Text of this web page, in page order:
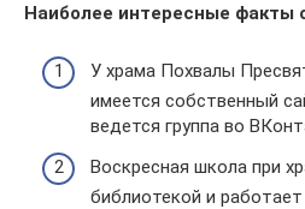
Наиболее интересные факты
У храма Похвалы
имеется собственный
ведется группа во
Воскресная школа при
библиотекой и